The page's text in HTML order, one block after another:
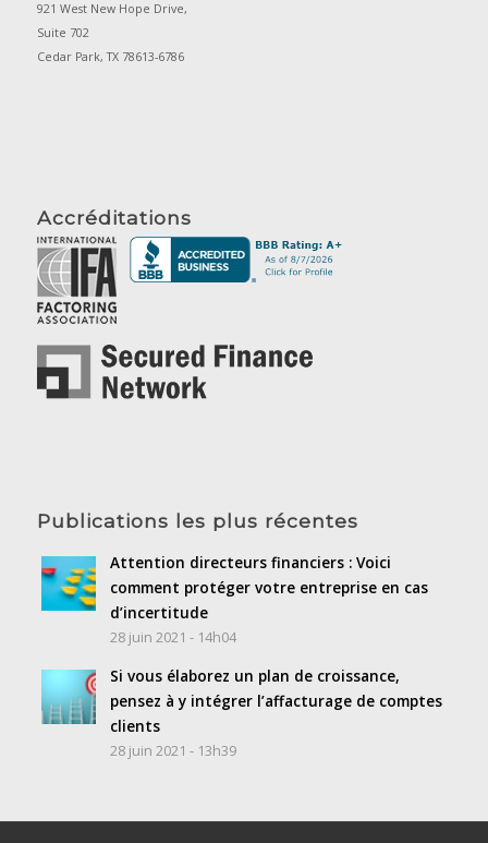
921 West New Hope Drive,
Suite 702
Cedar Park, TX 78613-6786
Accréditations
Publications les plus récentes
Attention directeurs financiers : Voici
comment protéger votre entreprise en cas
d’incertitude
28 juin 2021 - 14h04
Si vous élaborez un plan de croissance,
pensez à y intégrer l’affacturage de comptes
clients
28 juin 2021 - 13h39